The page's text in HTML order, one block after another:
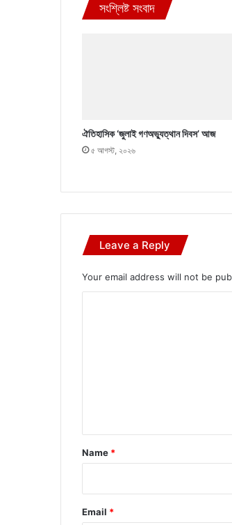
সংশ্লিষ্ট সংবাদ
ঐতিহাসিক ‘জুলাই গণঅভ্যুত্থান দিবস’ আজ
৫ আগস্ট, ২০২৬
Leave a Reply
Your email address will not be
*
Name *
Email *